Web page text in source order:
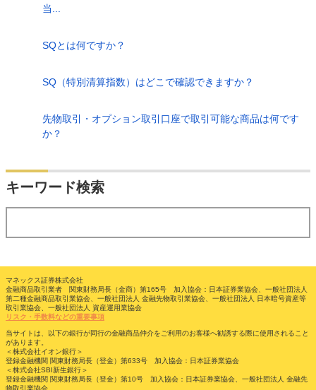
当...
SQとは何ですか？
SQ（特別清算指数）はどこで確認できますか？
先物取引・オプション取引口座で取引可能な商品は何です
か？
キーワード検索
マネックス証券株式会社
金融商品取引業者 関東財務局長（金商）第165号 加入協会：日本証券業協会、一般社団法人
第二種金融商品取引業協会、一般社団法人 金融先物取引業協会、一般社団法人 日本暗号資産等
取引業協会、一般社団法人 資産運用業協会
リスク・手数料などの重要事項
当サイトは、以下の銀行が同行の金融商品仲介をご利用のお客様へ勧誘する際に使用されること
があります。
＜株式会社イオン銀行＞
登録金融機関 関東財務局長（登金）第633号 加入協会：日本証券業協会
＜株式会社SBI新生銀行＞
登録金融機関 関東財務局長（登金）第10号 加入協会：日本証券業協会、一般社団法人 金融先
物取引業協会